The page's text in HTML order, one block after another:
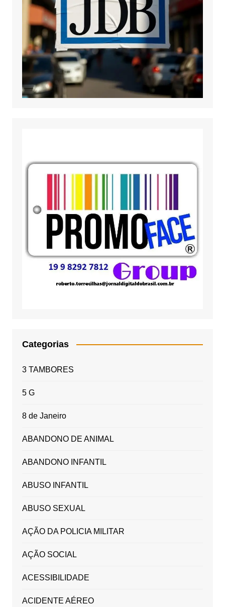
Categorias
3 TAMBORES
5 G
8 de Janeiro
ABANDONO DE ANIMAL
ABANDONO INFANTIL
ABUSO INFANTIL
ABUSO SEXUAL
AÇÃO DA POLICIA MILITAR
AÇÃO SOCIAL
ACESSIBILIDADE
ACIDENTE AÉREO